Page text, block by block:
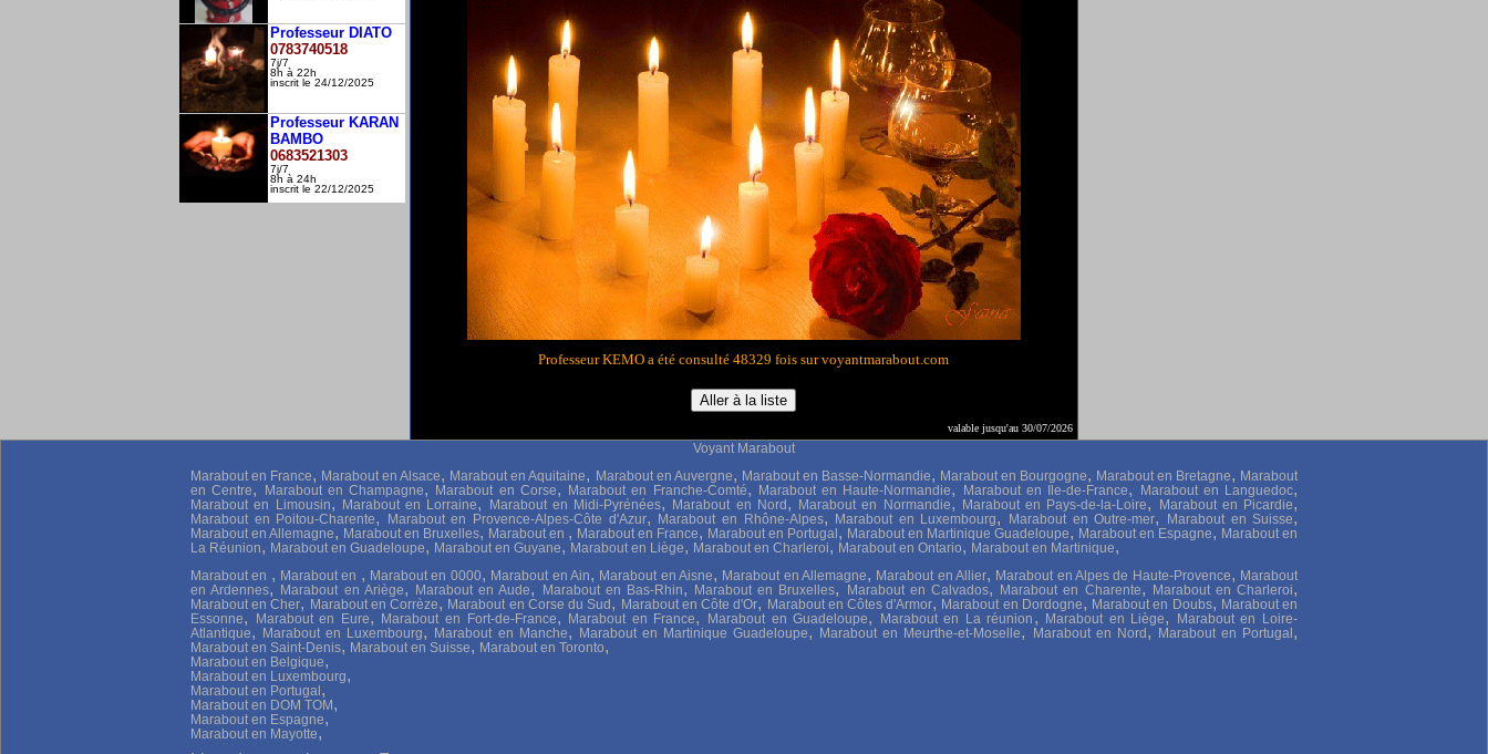
Professeur DIATO
0783740518
7j/7
8h à 22h
inscrit le 24/12/2025
Professeur KARAN
BAMBO
0683521303
7j/7
8h à 24h
inscrit le 22/12/2025
Professeur KEMO a été consulté 48329 fois sur voyantmarabout.com
valable jusqu'au 30/07/2026
Voyant Marabout
Marabout en France, Marabout en Alsace, Marabout en Aquitaine, Marabout en Auvergne, Marabout en Basse-Normandie, Marabout en Bourgogne, Marabout en Bretagne, Marabout
en Centre, Marabout en Champagne, Marabout en Corse, Marabout en Franche-Comté, Marabout en Haute-Normandie, Marabout en Ile-de-France, Marabout en Languedoc,
Marabout en Limousin, Marabout en Lorraine, Marabout en Midi-Pyrénées, Marabout en Nord, Marabout en Normandie, Marabout en Pays-de-la-Loire, Marabout en Picardie,
Marabout en Poitou-Charente, Marabout en Provence-Alpes-Côte d'Azur, Marabout en Rhône-Alpes, Marabout en Luxembourg, Marabout en Outre-mer, Marabout en Suisse,
Marabout en Allemagne, Marabout en Bruxelles, Marabout en , Marabout en France, Marabout en Portugal, Marabout en Martinique Guadeloupe, Marabout en Espagne, Marabout en
La Réunion, Marabout en Guadeloupe, Marabout en Guyane,Marabout en Liège, Marabout en Charleroi, Marabout en Ontario, Marabout en Martinique,
Marabout en , Marabout en , Marabout en 0000, Marabout en Ain, Marabout en Aisne, Marabout en Allemagne, Marabout en Allier, Marabout en Alpes de Haute-Provence, Marabout
en Ardennes, Marabout en Ariège, Marabout en Aude, Marabout en Bas-Rhin, Marabout en Bruxelles,Marabout en Calvados, Marabout en Charente, Marabout en Charleroi,
Marabout en Cher, Marabout en Corrèze, Marabout en Corse du Sud, Marabout en Côte d'Or, Marabout en Côtes d'Armor, Marabout en Dordogne, Marabout en Doubs, Marabout en
Essonne, Marabout en Eure, Marabout en Fort-de-France, Marabout en France, Marabout en Guadeloupe, Marabout en La réunion , Marabout en Liège,
Marabout en Loire-
Atlantique, Marabout en Luxembourg, Marabout en Manche, Marabout en Martinique Guadeloupe, Marabout en Meurthe-et-Moselle, Marabout en Nord, Marabout en Portugal,
Marabout en Saint-Denis, Marabout en Suisse, Marabout en Toronto,
Marabout en Belgique,
Marabout en Luxembourg,
Marabout en Portugal,
Marabout en DOM TOM,
Marabout en Espagne,
Marabout en Mayotte,